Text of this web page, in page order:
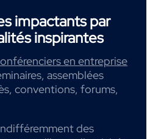
impactants par
inspirantes
en entreprise
assemblées
conventions, forums,
des